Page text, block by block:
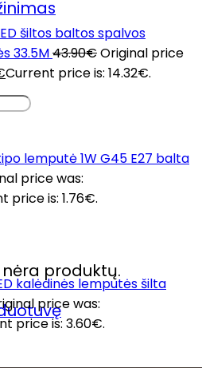
produktų.
šiltos baltos spalvos
33.5M43.90€Original price
Current price is: 14.32€.
lemputė 1W G45 E27 balta
price was:
price is: 1.76€.
kalėdinės lemputės šilta
price was:
price is: 3.60€.